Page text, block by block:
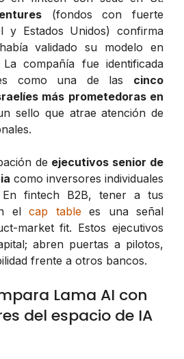
(fondos con fuerte
y Estados Unidos) confirma
validado su modelo en
compañía fue identificada
como una de las cinco
más prometedoras en
sello que atrae atención de
de ejecutivos senior de
como inversores individuales
En fintech B2B, tener a tus
el cap tablees una señal
market fit. Estos ejecutivos
abren puertas a pilotos,
frente a otros bancos.
Lama AI con
del espacio de IA